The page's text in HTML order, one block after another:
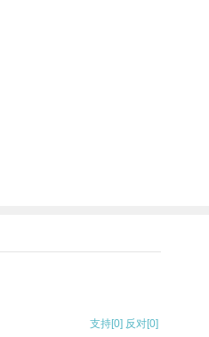
支持[0] 反对[0]